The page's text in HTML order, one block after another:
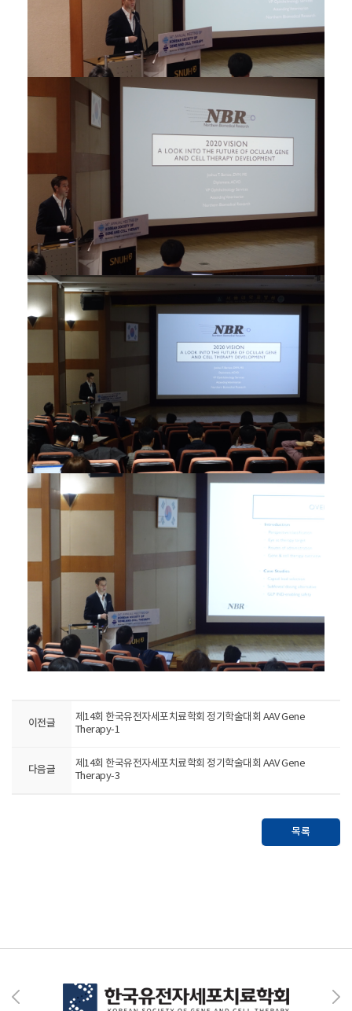
이전글
제14회 한국유전자세포치료학회 정기학술대회 AAV Gene
Therapy-1
다음글
제14회 한국유전자세포치료학회 정기학술대회 AAV Gene
Therapy-3
목록